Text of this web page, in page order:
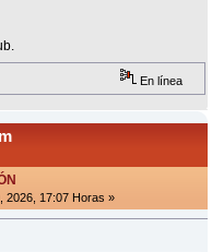
En línea
2026, 17:07 Horas »